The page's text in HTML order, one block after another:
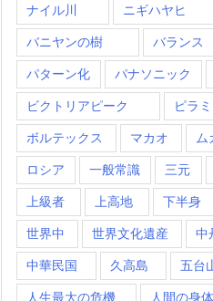
ナイル川 ニギハヤヒ
バニヤンの樹 バランス
パターン化 パナソニック
ビクトリアピーク ピラ
ボルテックス マカオ ム
ロシア 一般常識 三元
上級者 上高地 下半身
世界中 世界文化遺産 中
中華民国 久高島 五台
人生最大の危機 人間の身体